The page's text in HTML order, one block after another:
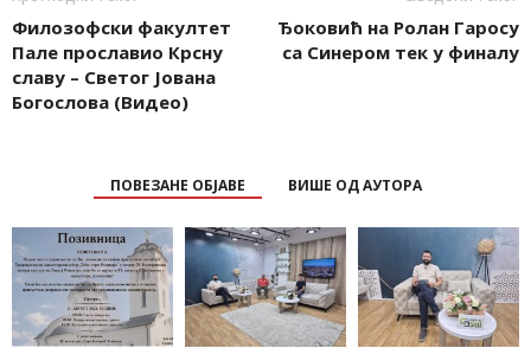
Филозофски факултет
Пале прославио Крсну
славу – Светог Јована
Богослова (Видео)
Ђоковић на Ролан Гаросу
са Синером тек у финалу
ПОВЕЗАНЕ ОБЈАВЕ ВИШЕ ОД АУТОРА